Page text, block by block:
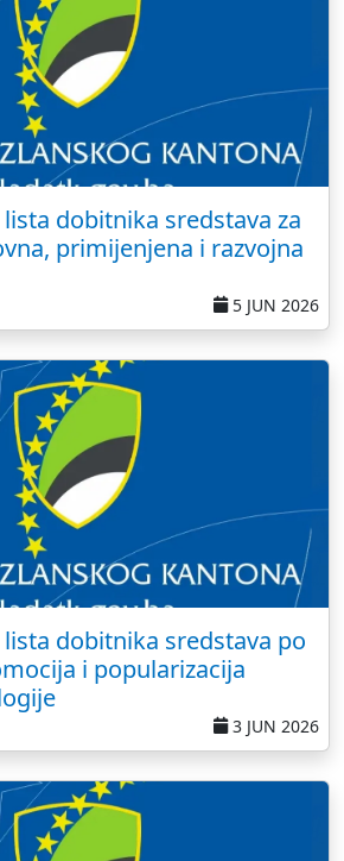
dobitnika sredstava za
primijenjena i razvojna
5 JUN 2026
dobitnika sredstava po
i popularizacija
3 JUN 2026